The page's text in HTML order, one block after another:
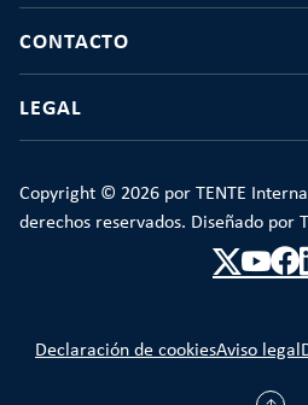
CONTACTO
LEGAL
Copyright © 2026 por TENTE
derechos reservados. Diseñado por
Declaración de cookiesAviso legal